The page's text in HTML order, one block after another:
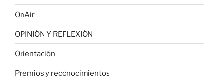
OnAir
OPINIÓN Y REFLEXIÓN
Orientación
Premios y reconocimientos